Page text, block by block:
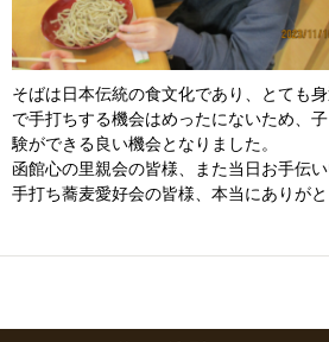
そばは日本伝統の食文化であり、とても
で手打ちする機会はめったにないため、
験ができる良い機会となりました。
函館心の里親会の皆様、また当日お手伝
手打ち蕎麦愛好会の皆様、本当にありがと